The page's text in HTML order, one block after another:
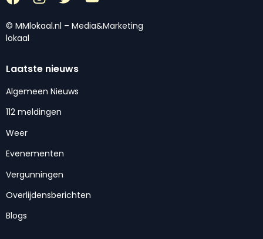
© MMlokaal.nl – Media&Marketing
lokaal
Laatste nieuws
Algemeen Nieuws
112 meldingen
Weer
Evenementen
Vergunningen
Overlijdensberichten
Blogs